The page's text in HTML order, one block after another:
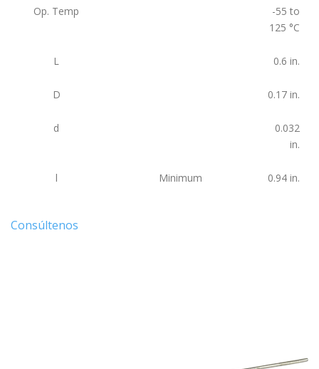
Op. Temp
-55 to
125 °C
L 0.6 in.
D 0.17 in.
d
0.032
in.
l Minimum 0.94 in.
Consúltenos